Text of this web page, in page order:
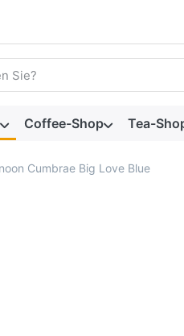
ein. Während Sie
Coffee-Shop Tea-
Cumbrae Big Love Blue